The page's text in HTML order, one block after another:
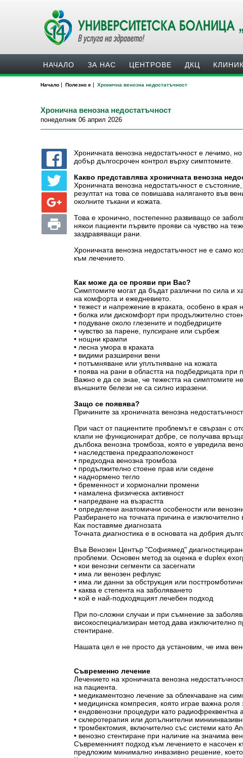
НАЧАЛО ЗА НАС ЦЕНТРОВЕ ДКЦ
Начало | Полезно е | Хронична венозна недостатъчност
Хронична венозна недостатъчност
понеделник 06 април 2026
Хроничната венозна недостатъчност е лечимо,
добър дългосрочен контрол върху симптомите.
Какво представлява хроничната венозна
Хроничната венозна недостатъчност е
резултат на това се повишава налягането във
околните тъкани и кожата.
Това е хронично, постепенно развиващо се
някои пациенти първите прояви са чувство на
заздравяващи рани.
Хроничната венозна недостатъчност не е само
към лечението.
Как може да се прояви при Вас?
Симптомите могат да бъдат различни по сила и
на комфорта и ежедневието.
• тежест и напрежение в краката, особено в края
• болка или дискомфорт при продължително
• подуване около глезените и подбедриците
• чувство за парене, пулсиране или сърбеж
• нощни крампи
• лесна умора в краката
• видими разширени вени
• потъмняване или уплътняване на кожата
• поява на рани в областта на подбедрицата при
Важно е да се знае, че тежестта на симптомите
външните белези не са силно изразени.
Защо се появява?
Причините за хроничната венозна
При част от пациентите проблемът е свързан с
клапи не функционират добре, се получава
дълбока венозна тромбоза, която е увредила
• наследствена предразположеност
• предходна венозна тромбоза
• продължително стоене прав или седене
• наднормено тегло
• бременност и хормонални промени
• намалена физическа активност
• напредване на възрастта
• определени анатомични особености или
Разбирането на точната причина е
Как поставяме диагнозата
Точната диагностика е в основата на добрия
Във Венозен Център "Софиямед"
проблеми. Основен метод за оценка е duplex
• кои венозни сегменти са засегнати
• има ли венозен рефлукс
• има ли данни за обструкция или
• каква е степента на заболяването
• кой е най-подходящият лечебен подход
При по-сложни случаи и при съмнение за
високоспециализиран метод дава
стентиране.
Нашата цел е не просто да установим, че има
Съвременно лечение
Лечението на хроничната венозна
на пациента.
• медикаментозно лечение за облекчаване на
• медицинска компресия, която играе важна
• ендовенозни процедури като
• склеротерапия или допълнителни
• тромбектомия, включително със системи като
• венозно стентиране при наличие на значима
Съвременният подход към лечението е насочен
предложим минимално инвазивно решение, което